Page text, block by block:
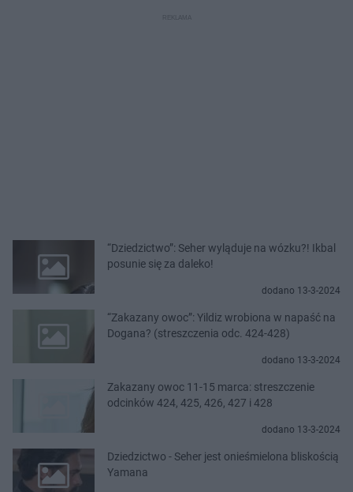
“Dziedzictwo”: Seher wyląduje na wózku?! Ikbal
posunie się za daleko!
dodano 13-3-2024
“Zakazany owoc”: Yildiz wrobiona w napaść na
Dogana? (streszczenia odc. 424-428)
dodano 13-3-2024
Zakazany owoc 11-15 marca: streszczenie
odcinków 424, 425, 426, 427 i 428
dodano 13-3-2024
Dziedzictwo - Seher jest onieśmielona bliskością
Yamana